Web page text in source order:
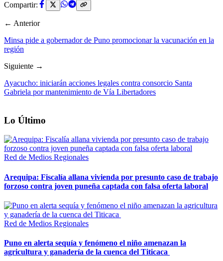
Compartir:
← Anterior
Minsa pide a gobernador de Puno promocionar la vacunación en la
región
Siguiente →
Ayacucho: iniciarán acciones legales contra consorcio Santa
Gabriela por mantenimiento de Vía Libertadores
Lo Último
Red de Medios Regionales
Arequipa: Fiscalía allana vivienda por presunto caso de trabajo
forzoso contra joven puneña captada con falsa oferta laboral
Red de Medios Regionales
Puno en alerta sequía y fenómeno el niño amenazan la
agricultura y ganadería de la cuenca del Titicaca